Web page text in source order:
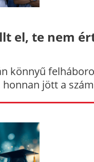
el, te nem
könnyű
jött a